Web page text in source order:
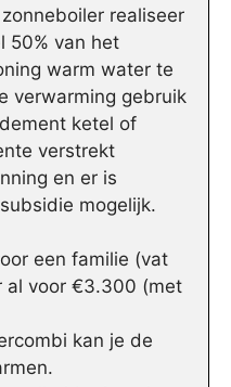
realiseer
50% van het
warm water te
verwarming gebruik
ketel of
verstrekt
en er is
mogelijk.
een familie (vat
al voor €3.300 (met
kan je de